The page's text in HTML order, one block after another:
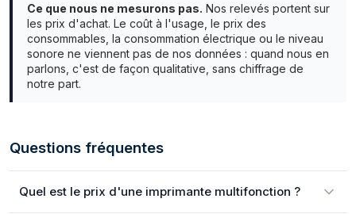
Ce que nous ne mesurons pas. Nos relevés portent sur
les prix d'achat. Le coût à l'usage, le prix des
consommables, la consommation électrique ou le niveau
sonore ne viennent pas de nos données : quand nous en
parlons, c'est de façon qualitative, sans chiffrage de
notre part.
Questions fréquentes
Quel est le prix d'une imprimante multifonction ?